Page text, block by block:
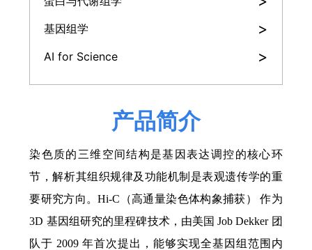
基因组学 >
AI for Science >
产品简介
染色质的三维空间结构是基因表达调控的核心环
节，解析其组织规律及功能机制是表观遗传学的重
要研究方向。Hi-C（高通量染色体构象捕获） 作为
3D 基因组研究的里程碑技术，由美国 Job Dekker 团
队于 2009 年首次提出，能够实现全基因组范围内